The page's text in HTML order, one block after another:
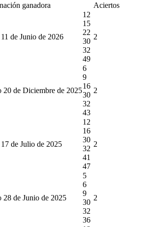
ganadora Aciertos
de Junio de 2026
12
15
22
30
32
49
2
20 de Diciembre de 2025
6
9
16
30
32
43
2
17 de Julio de 2025
12
16
30
32
41
47
2
28 de Junio de 2025
5
6
9
30
32
36
2